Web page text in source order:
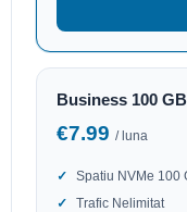
Business 100 GB
€7.99 / luna
Spatiu NVMe 100
Trafic Nelimitat